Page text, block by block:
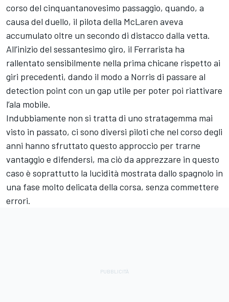
corso del cinquantanovesimo passaggio, quando, a
causa del duello, il pilota della McLaren aveva
accumulato oltre un secondo di distacco dalla vetta.
All’inizio del sessantesimo giro, il Ferrarista ha
rallentato sensibilmente nella prima chicane rispetto ai
giri precedenti, dando il modo a Norris di passare al
detection point con un gap utile per poter poi riattivare
l’ala mobile.
Indubbiamente non si tratta di uno stratagemma mai
visto in passato, ci sono diversi piloti che nel corso degli
anni hanno sfruttato questo approccio per trarne
vantaggio e difendersi, ma ciò da apprezzare in questo
caso è soprattutto la lucidità mostrata dallo spagnolo in
una fase molto delicata della corsa, senza commettere
errori.